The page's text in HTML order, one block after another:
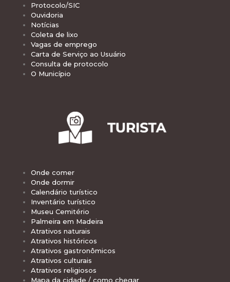
Protocolo/SIC
Ouvidoria
Notícias
Coleta de lixo
Vagas de emprego
Carta de Serviço ao Usuário
Consulta de protocolo
O Município
Onde comer
Onde dormir
Calendário turístico
Inventário turístico
Museu Cemitério
Palmeira em Madeira
Atrativos naturais
Atrativos históricos
Atrativos gastronômicos
Atrativos culturais
Atrativos religiosos
Mapa da cidade / como chegar